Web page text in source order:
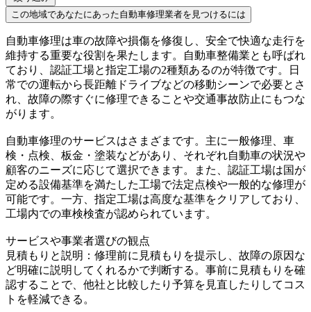
この地域であなたにあった自動車修理業者を見つけるには
自動車修理は車の故障や損傷を修復し、安全で快適な走行を
維持する重要な役割を果たします。自動車整備業とも呼ばれ
ており、認証工場と指定工場の2種類あるのが特徴です。日
常での運転から長距離ドライブなどの移動シーンで必要とさ
れ、故障の際すぐに修理できることや交通事故防止にもつな
がります。
自動車修理のサービスはさまざまです。主に一般修理、車
検・点検、板金・塗装などがあり、それぞれ自動車の状況や
顧客のニーズに応じて選択できます。また、認証工場は国が
定める設備基準を満たした工場で法定点検や一般的な修理が
可能です。一方、指定工場は高度な基準をクリアしており、
工場内での車検検査が認められています。
サービスや事業者選びの観点
見積もりと説明：修理前に見積もりを提示し、故障の原因な
ど明確に説明してくれるかで判断する。事前に見積もりを確
認することで、他社と比較したり予算を見直したりしてコス
トを軽減できる。